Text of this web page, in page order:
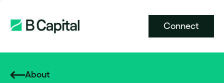
Connect
About